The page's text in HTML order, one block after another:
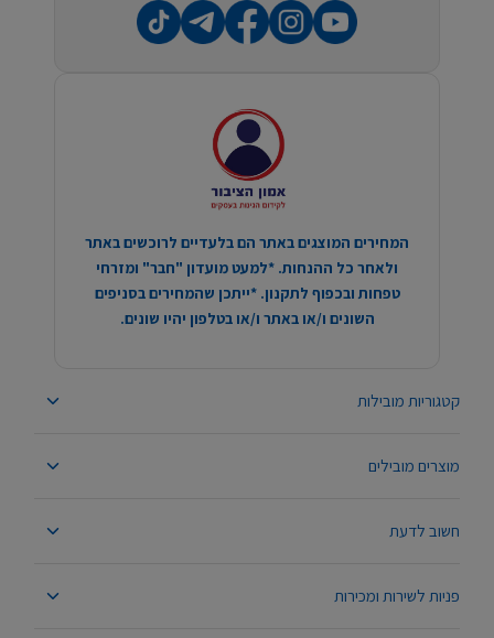
קטגוריות מובילות
מוצרים מובילים
חשוב לדעת
פניות לשירות ומכירות
המחירים המוצגים באתר הם בלעדיים לרוכשים באתר
ולאחר כל ההנחות. *למעט מועדון "חבר" ומזרחי
טפחות ובכפוף לתקנון. *ייתכן שהמחירים בסניפים
השונים ו/או באתר ו/או בטלפון יהיו שונים.